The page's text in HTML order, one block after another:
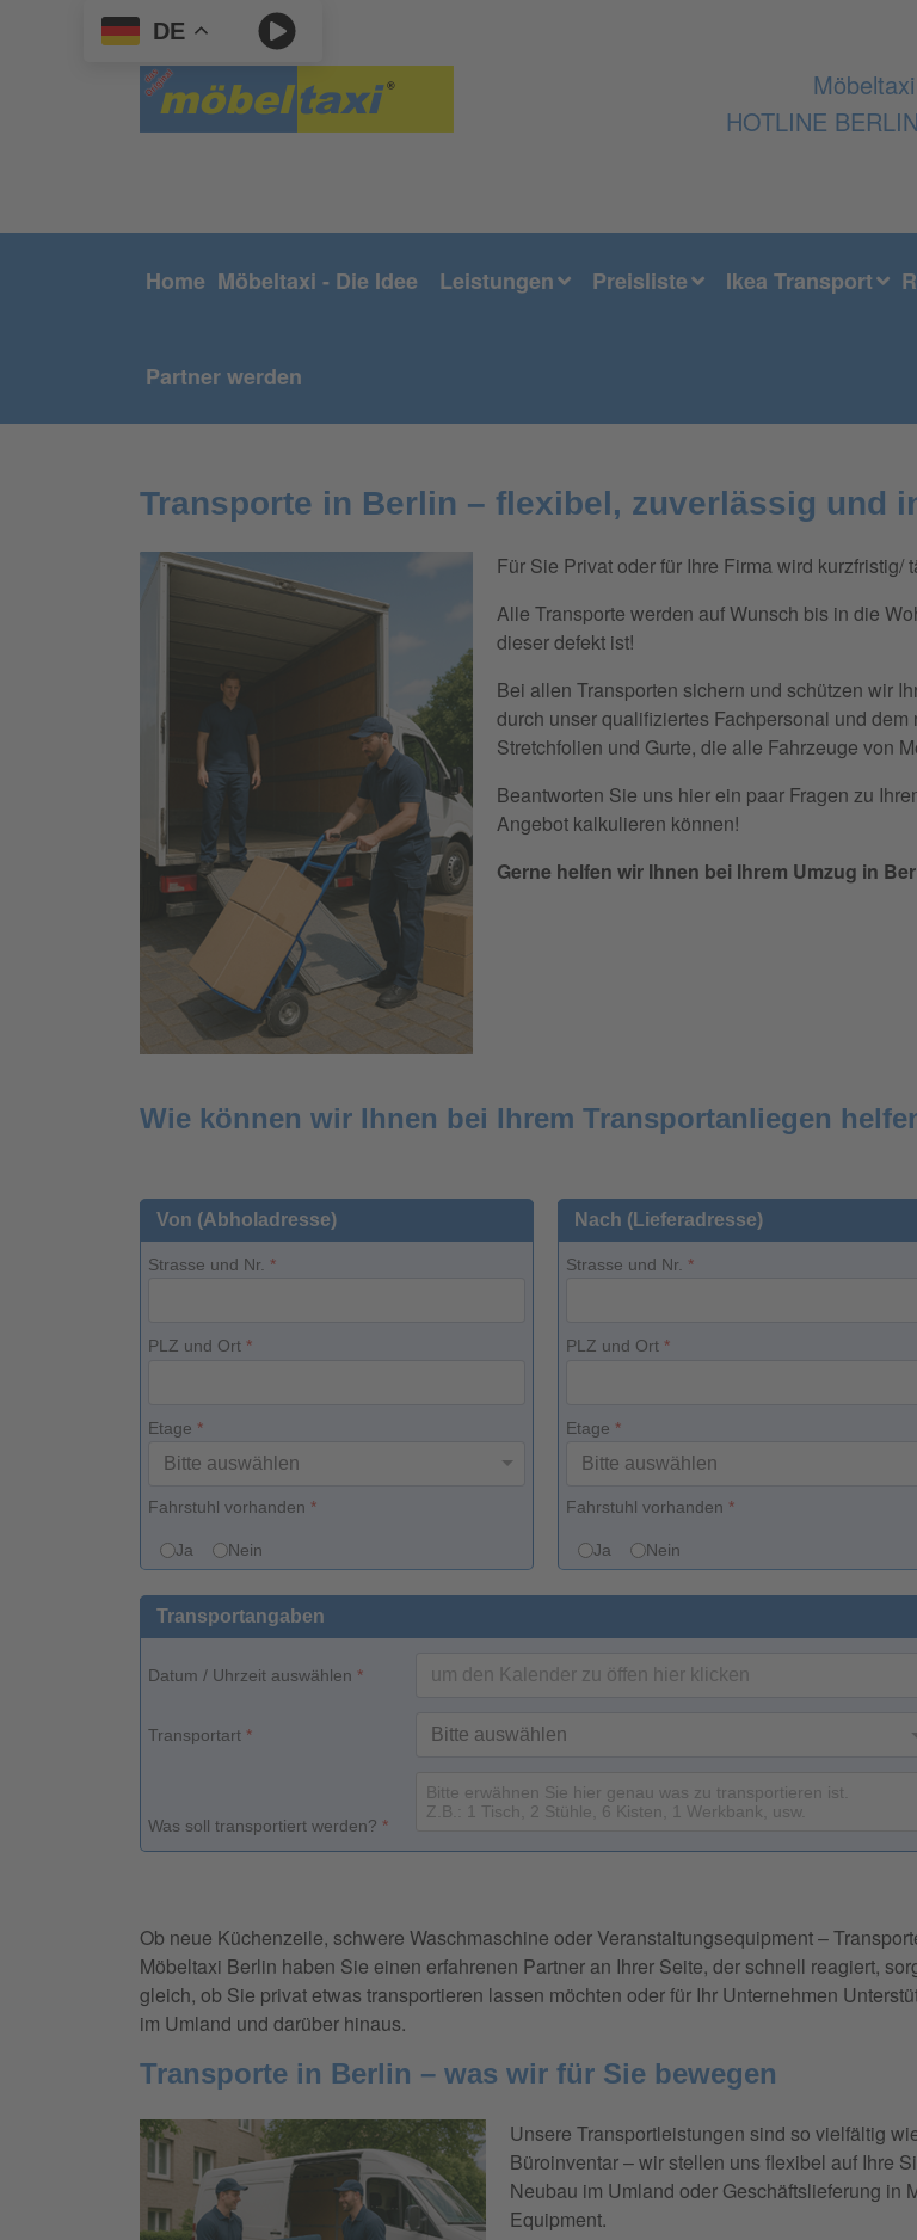
DE
HOTLINE
Home Möbeltaxi - Die Idee Leistungen Preisliste Ikea Transport
Partner werden
Transporte in Berlin – flexibel, zuverlässig und
Für Sie Privat oder für Ihre Firma wird
Alle Transporte werden auf Wunsch bis in die
dieser defekt ist!
Bei allen Transporten sichern und schützen wir
durch unser qualifiziertes Fachpersonal und
Stretchfolien und Gurte, die alle Fahrzeuge von
Beantworten Sie uns hier ein paar Fragen zu
Angebot kalkulieren können!
Gerne helfen wir Ihnen bei Ihrem Umzug in
Wie können wir Ihnen bei Ihrem Transportanliegen
Von (Abholadresse) Nach (Lieferadresse)
Strasse und Nr. * Strasse und Nr. *
PLZ und Ort * PLZ und Ort *
Etage * Etage *
Fahrstuhl vorhanden *
Ja Nein
Fahrstuhl vorhanden *
Ja Nein
Transportangaben
Datum / Uhrzeit auswählen *
Transportart *
Was soll transportiert werden? *
Ob neue Küchenzeile, schwere Waschmaschine oder Veranstaltungsequipment –
Möbeltaxi Berlin haben Sie einen erfahrenen Partner an Ihrer Seite, der schnell reagiert,
gleich, ob Sie privat etwas transportieren lassen möchten oder für Ihr Unternehmen
im Umland und darüber hinaus.
Transporte in Berlin – was wir für Sie bewegen
Unsere Transportleistungen sind so vielfältig
Büroinventar – wir stellen uns flexibel auf Ihre
Neubau im Umland oder Geschäftslieferung in
Equipment.